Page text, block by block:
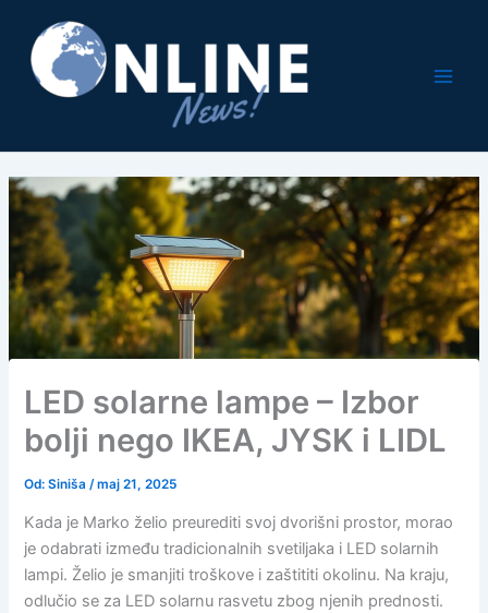
sadržaj
LED solarne lampe – Izbor
bolji nego IKEA, JYSK i LIDL
Od: Siniša/maj 21, 2025
Kada je Marko želio preurediti svoj dvorišni prostor, morao
je odabrati između tradicionalnih svetiljaka i LED solarnih
lampi. Želio je smanjiti troškove i zaštititi okolinu. Na kraju,
odlučio se za LED solarnu rasvetu zbog njenih prednosti.